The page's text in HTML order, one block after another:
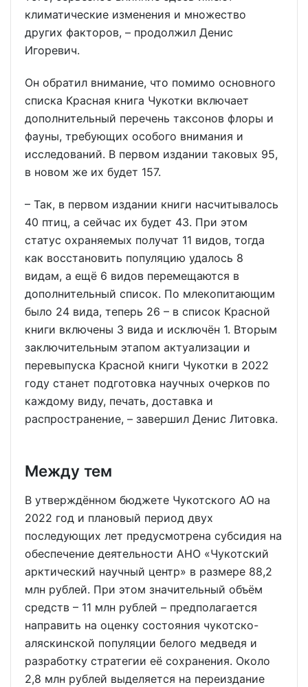
климатические изменения и множество
других факторов, – продолжил Денис
Игоревич.
Он обратил внимание, что помимо основного
списка Красная книга Чукотки включает
дополнительный перечень таксонов флоры и
фауны, требующих особого внимания и
исследований. В первом издании таковых 95,
в новом же их будет 157.
– Так, в первом издании книги насчитывалось
40 птиц, а сейчас их будет 43. При этом
статус охраняемых получат 11 видов, тогда
как восстановить популяцию удалось 8
видам, а ещё 6 видов перемещаются в
дополнительный список. По млекопитающим
было 24 вида, теперь 26 – в список Красной
книги включены 3 вида и исключён 1. Вторым
заключительным этапом актуализации и
перевыпуска Красной книги Чукотки в 2022
году станет подготовка научных очерков по
каждому виду, печать, доставка и
распространение, – завершил Денис Литовка.
Между тем
В утверждённом бюджете Чукотского АО на
2022 год и плановый период двух
последующих лет предусмотрена субсидия на
обеспечение деятельности АНО «Чукотский
арктический научный центр» в размере 88,2
млн рублей. При этом значительный объём
средств – 11 млн рублей – предполагается
направить на оценку состояния чукотско-
аляскинской популяции белого медведя и
разработку стратегии её сохранения. Около
2,8 млн рублей выделяется на переиздание